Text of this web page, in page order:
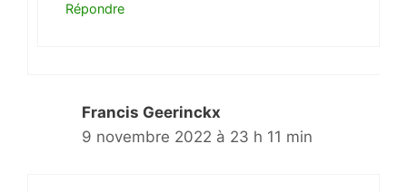
Répondre
Francis Geerinckx
9 novembre 2022 à 23 h 11 min